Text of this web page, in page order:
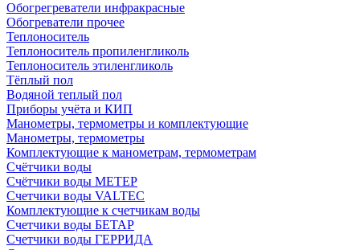
Обогрегреватели инфракрасные
Обогреватели прочее
Теплоноситель
Теплоноситель пропиленгликоль
Теплоноситель этиленгликоль
Тёплый пол
Водяной теплый пол
Приборы учёта и КИП
Манометры, термометры и комплектующие
Манометры, термометры
Комплектующие к манометрам, термометрам
Счётчики воды
Счётчики воды МЕТЕР
Счетчики воды VALTEC
Комплектующие к счетчикам воды
Счетчики воды БЕТАР
Счетчики воды ГЕРРИДА